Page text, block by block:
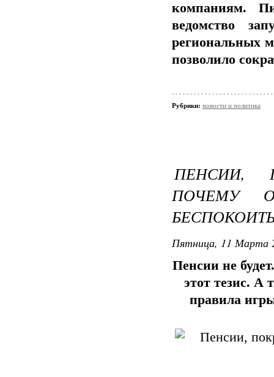
компаниям.
ведомство
региональных
позволило
Рубрики: новости и политика
ПЕНСИИ,
ПОЧЕМУ
Пятница, 11 Марта
Пенсии не
этот тезис. А
правила